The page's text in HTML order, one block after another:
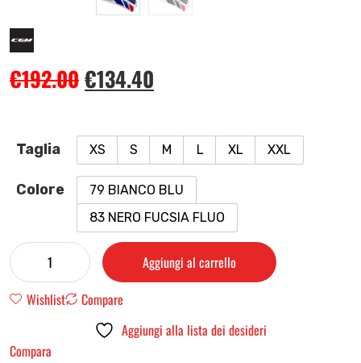
€192.00€134.40
Taglia XS S M L XL XXL
Colore
79 BIANCO BLU
83 NERO FUCSIA FLUO
Aggiungi al carrello
Wishlist
Compare
Aggiungi alla lista dei desideri
Compara